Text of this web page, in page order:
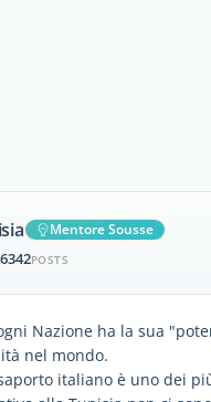
Mentore Sousse
6342POSTS
Nazione ha la sua
nel mondo.
italiano è uno dei